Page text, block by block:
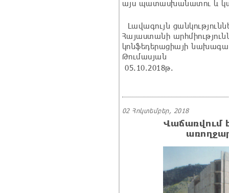
այս պատասխանատու և
Լավագույն
Հայաստանի
Թումասյան
05.10.2018թ.
02 Հոկտեմբեր, 2018
Վաճառվում